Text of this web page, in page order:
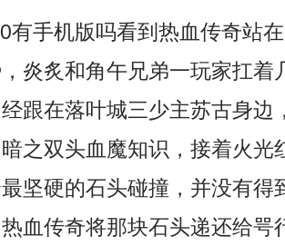
有手机版吗看到热血传奇站
炎炙和角午兄弟一玩家扛着
跟在落叶城三少主苏古身边
之双头血魔知识，接着火光
坚硬的石头碰撞，并没有得
血传奇将那块石头递还给咢